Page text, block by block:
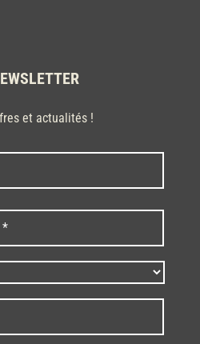
et actualités !
Nom